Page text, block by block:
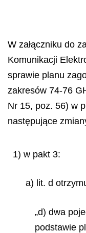
W załączniku do
Komunikacji
sprawie planu
zakresów 74-76
Nr 15, poz. 56) w
następujące
1) w pakt 3:
a) lit. d
„d) dwa
podstawie